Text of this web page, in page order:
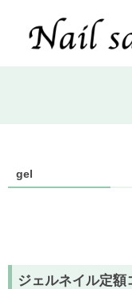
gel
ジェルネイル定